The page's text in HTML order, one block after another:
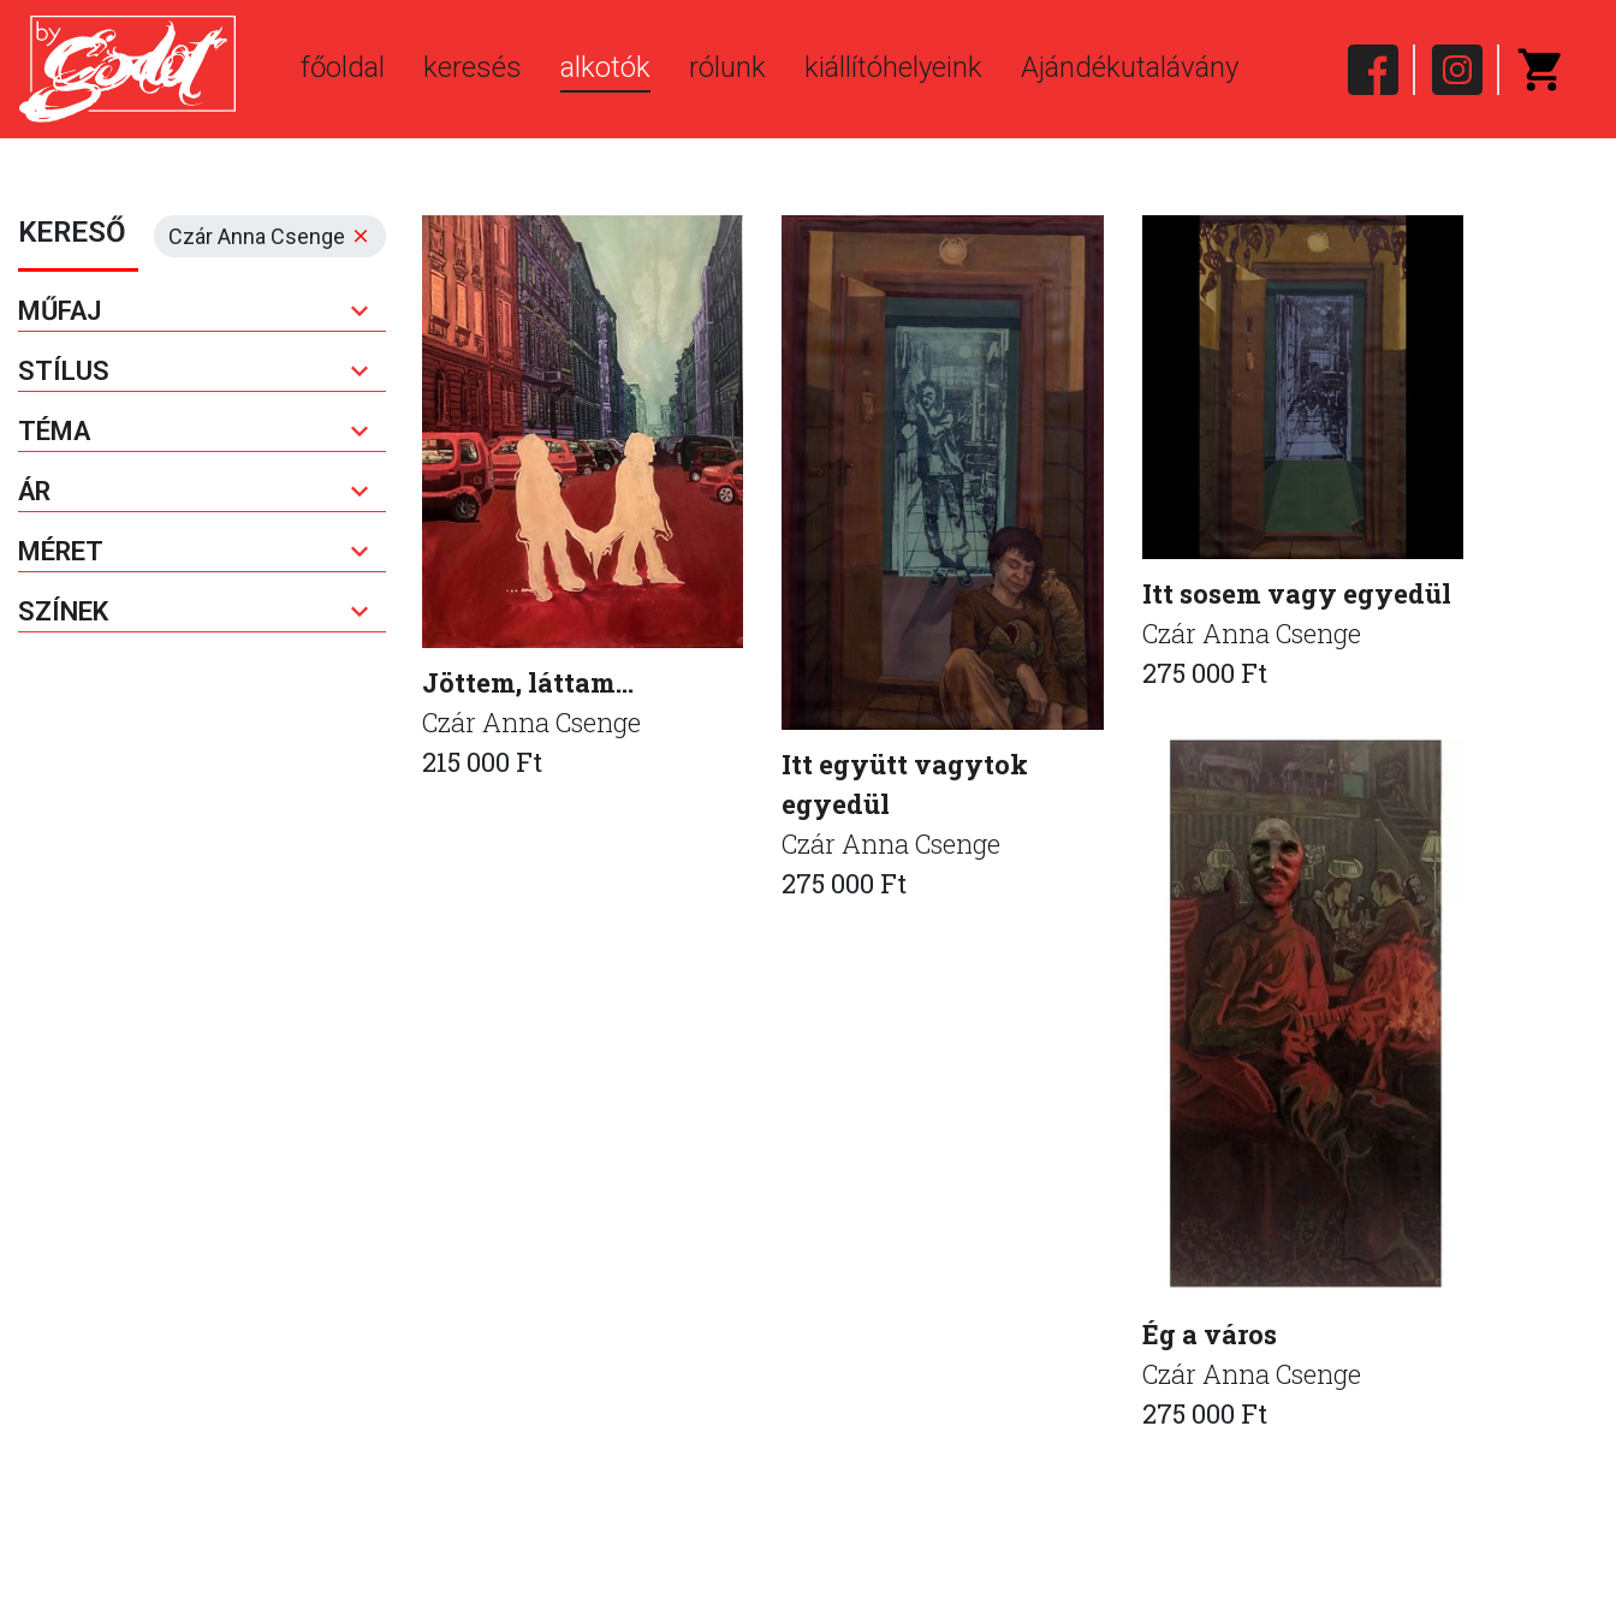
főoldal keresés alkotók rólunk kiállítóhelyeink Ajándékutalávány
Czár Anna Csenge
KERESŐ
MŰFAJ
STÍLUS
TÉMA
ÁR
MÉRET
SZÍNEK
Jöttem, láttam…
Czár Anna Csenge
215 000 Ft
Itt együtt vagytok
egyedül
Czár Anna Csenge
275 000 Ft
Itt sosem vagy egyedül
Czár Anna Csenge
275 000 Ft
Ég a város
Czár Anna Csenge
275 000 Ft